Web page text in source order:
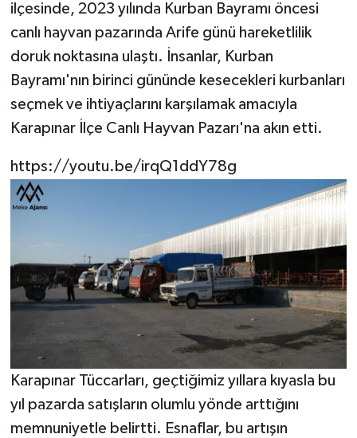
ilçesinde, 2023 yılında Kurban Bayramı öncesi
canlı hayvan pazarında Arife günü hareketlilik
doruk noktasına ulaştı. İnsanlar, Kurban
Bayramı'nın birinci gününde kesecekleri kurbanları
seçmek ve ihtiyaçlarını karşılamak amacıyla
Karapınar İlçe Canlı Hayvan Pazarı'na akın etti.
https://youtu.be/irqQ1ddY78g
Karapınar Tüccarları, geçtiğimiz yıllara kıyasla bu
yıl pazarda satışların olumlu yönde arttığını
memnuniyetle belirtti. Esnaflar, bu artışın